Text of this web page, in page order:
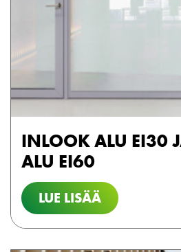
INLOOK ALU EI30
ALU EI60
LUE LISÄÄ